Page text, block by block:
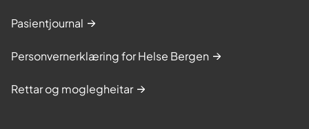
Pasientjournal
Personvernerklæring for Helse Bergen
Rettar og moglegheitar